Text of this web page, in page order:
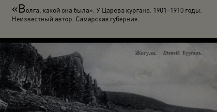
«Волга, какой она была». У Царева кургана. 1901–1910 годы.
Неизвестный автор. Самарская губерния.